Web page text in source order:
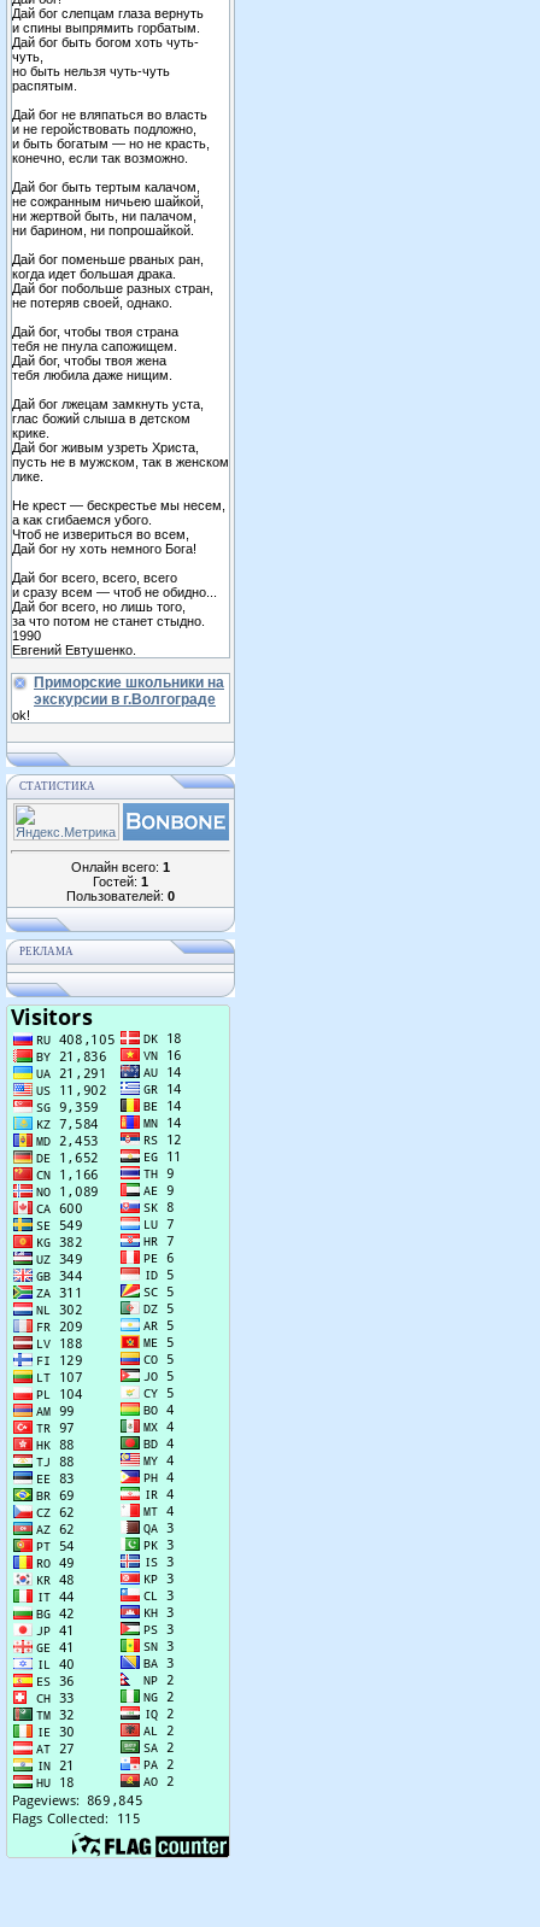
Дай бог слепцам глаза вернуть
и спины выпрямить горбатым.
Дай бог быть богом хоть чуть-
чуть,
но быть нельзя чуть-чуть
распятым.
Дай бог не вляпаться во власть
и не геройствовать подложно,
и быть богатым — но не красть,
конечно, если так возможно.
Дай бог быть тертым калачом,
не сожранным ничьею шайкой,
ни жертвой быть, ни палачом,
ни барином, ни попрошайкой.
Дай бог поменьше рваных ран,
когда идет большая драка.
Дай бог побольше разных стран,
не потеряв своей, однако.
Дай бог, чтобы твоя страна
тебя не пнула сапожищем.
Дай бог, чтобы твоя жена
тебя любила даже нищим.
Дай бог лжецам замкнуть уста,
глас божий слыша в детском
крике.
Дай бог живым узреть Христа,
пусть не в мужском, так в женском
лике.
Не крест — бескрестье мы несем,
а как сгибаемся убого.
Чтоб не извериться во всем,
Дай бог ну хоть немного Бога!
Дай бог всего, всего, всего
и сразу всем — чтоб не обидно...
Дай бог всего, но лишь того,
за что потом не станет стыдно.
1990
Евгений Евтушенко.
Приморские школьники на
экскурсии в г.Волгограде
ok!
СТАТИСТИКА
Онлайн всего: 1
Гостей: 1
Пользователей: 0
РЕКЛАМА